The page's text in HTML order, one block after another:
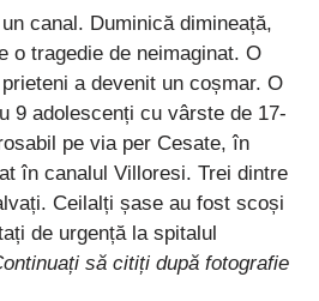
canal. Duminică dimineață,
o tragedie de neimaginat. O
a devenit un coșmar. O
9 adolescenți cu vârste de 17-
pe via per Cesate, în
în canalul Villoresi. Trei dintre
Ceilalți șase au fost scoși
de urgență la spitalul
să citiți după fotografie